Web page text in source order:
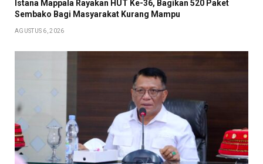
Istana Mappala Rayakan HUT Ke-36, Bagikan 520 Paket
Sembako Bagi Masyarakat Kurang Mampu
AGUSTUS 6, 2026